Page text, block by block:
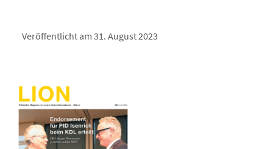
Veröffentlicht am 31. August 2023